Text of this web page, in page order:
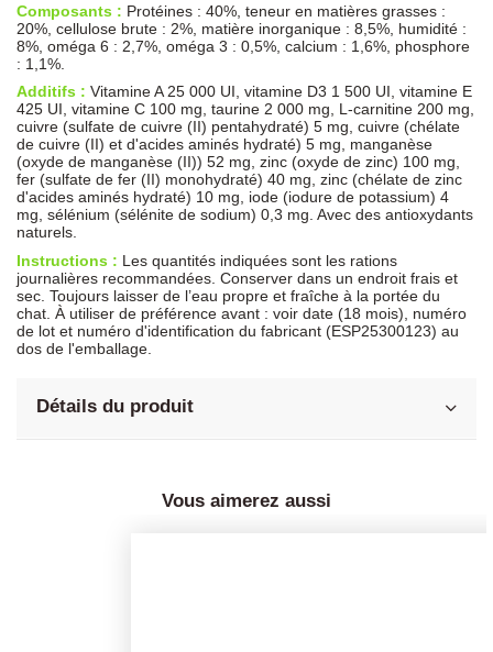
Composants : Protéines : 40%, teneur en matières grasses :
20%, cellulose brute : 2%, matière inorganique : 8,5%, humidité :
8%, oméga 6 : 2,7%, oméga 3 : 0,5%, calcium : 1,6%, phosphore
: 1,1%.
Additifs : Vitamine A 25 000 UI, vitamine D3 1 500 UI, vitamine E
425 UI, vitamine C 100 mg, taurine 2 000 mg, L-carnitine 200 mg,
cuivre (sulfate de cuivre (II) pentahydraté) 5 mg, cuivre (chélate
de cuivre (II) et d'acides aminés hydraté) 5 mg, manganèse
(oxyde de manganèse (II)) 52 mg, zinc (oxyde de zinc) 100 mg,
fer (sulfate de fer (II) monohydraté) 40 mg, zinc (chélate de zinc
d'acides aminés hydraté) 10 mg, iode (iodure de potassium) 4
mg, sélénium (sélénite de sodium) 0,3 mg. Avec des antioxydants
naturels.
Instructions : Les quantités indiquées sont les rations
journalières recommandées. Conserver dans un endroit frais et
sec. Toujours laisser de l’eau propre et fraîche à la portée du
chat. À utiliser de préférence avant : voir date (18 mois), numéro
de lot et numéro d'identification du fabricant (ESP25300123) au
dos de l'emballage.
Détails du produit
Vous aimerez aussi